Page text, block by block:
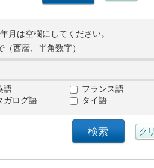
月は空欄にしてください。
（西暦、半角数字）
語 フランス語
ガログ語 タイ語